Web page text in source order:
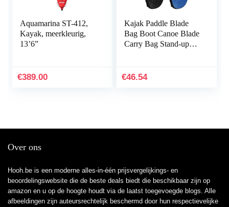
Aquamarina ST-412,
Kayak, meerkleurig,
13’6”
€389.00
Kajak Paddle Blade
Bag Boot Canoe Blade
Carry Bag Stand-up
€46.54
Over ons
Hooh.be is een moderne alles-in-één prijsvergelijkings- en
beoordelingswebsite die de beste deals biedt die beschikbaar zijn op
amazon en u op de hoogte houdt via de laatst toegevoegde blogs. Alle
afbeeldingen zijn auteursrechtelijk beschermd door hun respectievelijke